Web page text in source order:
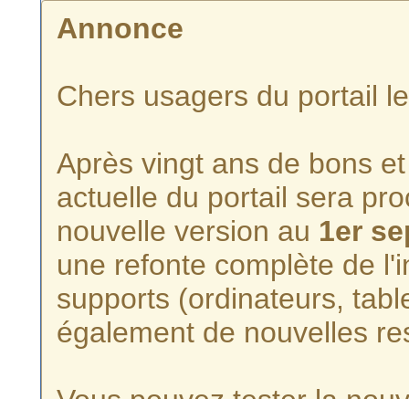
Annonce
Chers usagers du portail
Après vingt ans de bons
actuelle du portail sera
nouvelle version au 1er
une refonte complète de
supports (ordinateurs,
également de nouvelles